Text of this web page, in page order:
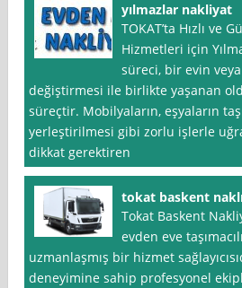
yılmazlar nakliyat
TOKAT’ta Hızlı ve
Hizmetleri için
süreci, bir evin
değiştirmesi ile birlikte yaşanan
süreçtir. Mobilyaların, eşyaların
yerleştirilmesi gibi zorlu işlerle
dikkat gerektiren
tokat baskent
Tokat Baskent
evden eve
uzmanlaşmış bir hizmet
deneyimine sahip profesyonel